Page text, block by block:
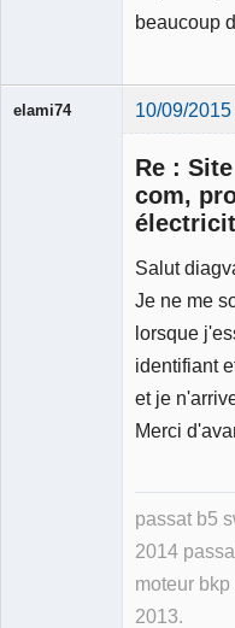
beaucoup
elami74 10/09/
Re :
com,
Salut
Je ne me
lorsque
identifiant
et je
Merci
passat b5
2014
moteur
2013.